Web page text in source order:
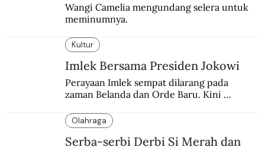
Wangi Camelia mengundang selera untuk
meminumnya.
Kultur
Imlek Bersama Presiden Jokowi
Perayaan Imlek sempat dilarang pada
zaman Belanda dan Orde Baru. Kini
Olahraga
Serba-serbi Derbi Si Merah dan